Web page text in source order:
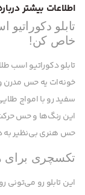
اطلاعات بیشتر
تابلو
خاص کن!
تابلو دکوراتیو اسب
خونه‌ات یه حس مدرن
سفید رو با امواج
این رنگ‌ها و حس
حس هنری بی‌نظیر به
تکسچری برای
این تابلو رو